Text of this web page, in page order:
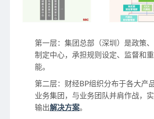
第一层：集团总部（深圳） 是政策
制定中心，承担规则设定、监督和
能。
第二层：财经BP组织分布于各大产
业务集团，与业务团队并肩作战，实
输出解决方案。